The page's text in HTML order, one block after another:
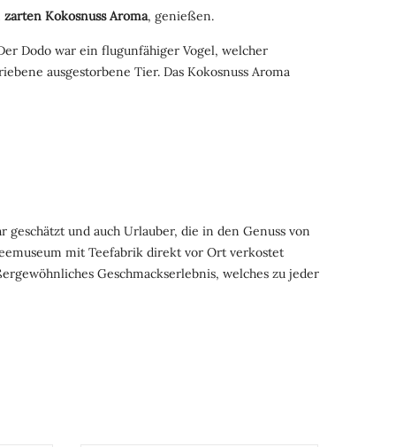
zarten Kokosnuss Aroma, genießen.
Dodo war ein flugunfähiger Vogel, welcher
ausgestorbene Tier. Das Kokosnuss Aroma
und auch Urlauber, die in den Genuss von
mit Teefabrik direkt vor Ort verkostet
Geschmackserlebnis, welches zu jeder